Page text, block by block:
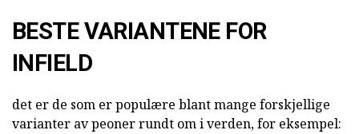
BESTE VARIANTENE FOR
INFIELD
det er de som er populære blant mange forskjellige
varianter av peoner rundt om i verden, for eksempel: